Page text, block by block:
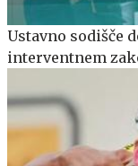
Ustavno sodišče
interventnem